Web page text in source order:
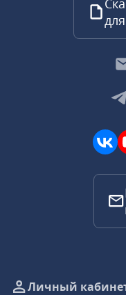
Личный